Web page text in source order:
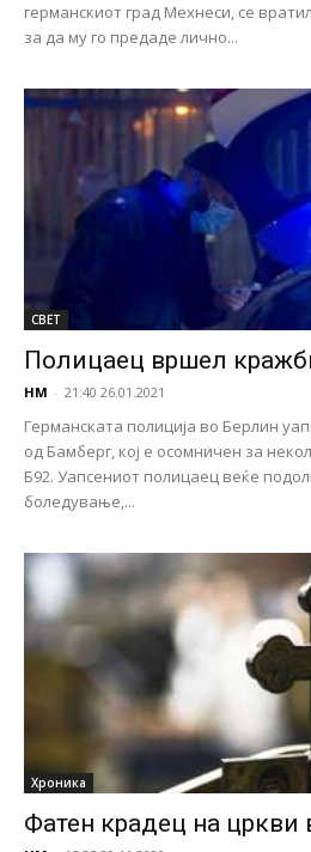
германскиот град Мехнеси, се
за да му го предаде лично...
СВЕТ
Полицаец вршел
НМ - 21:40 26.01.2021
Германската полиција во Берлин
од Бамберг, кој е осомничен за
Б92. Уапсениот полицаец веќе
боледување,...
Хроника
Фатен крадец на цркви